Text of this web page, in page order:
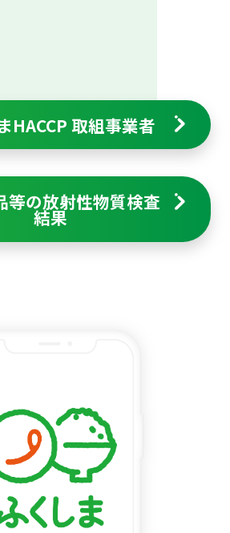
HACCP 取組事業者
等の放射性物質検査
結果